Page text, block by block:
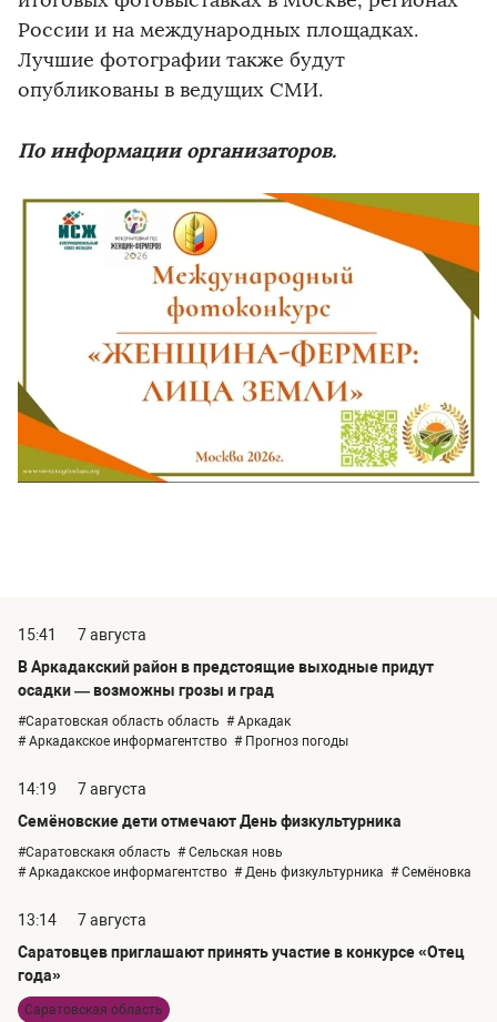
России и на международных площадках.
Лучшие фотографии также будут
опубликованы в ведущих СМИ.
По информации организаторов.
15:41
7 августа
В Аркадакский район в предстоящие выходные придут
осадки — возможны грозы и град
#Саратовская область область # Аркадак
# Аркадакское информагентство # Прогноз погоды
14:19
7 августа
Семёновские дети отмечают День физкультурника
#Саратовскакя область # Сельская новь
# Аркадакское информагентство # День физкультурника # Семёновка
13:14
7 августа
Саратовцев приглашают принять участие в конкурсе «Отец
года»
Саратовская область